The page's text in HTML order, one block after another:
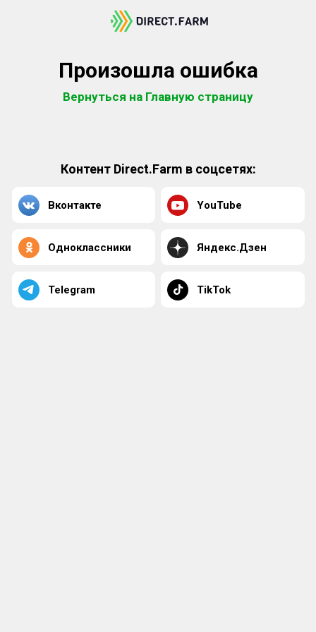
Произошла ошибка
Вернуться на Главную страницу
Контент Direct.Farm в соцсетях:
Вконтакте YouTube
Одноклассники Яндекс.Дзен
Telegram TikTok